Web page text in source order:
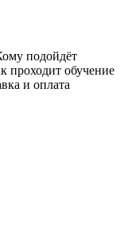
подойдёт
проходит обучение
и оплата